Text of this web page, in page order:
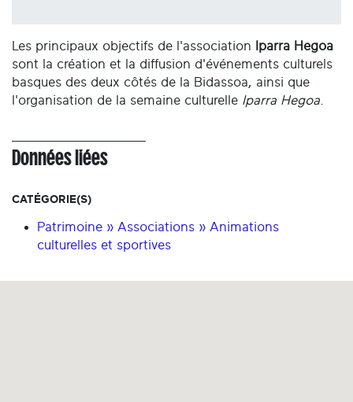
Les principaux objectifs de l'association
Iparra Hegoa
sont la création et la diffusion d'événements culturels
basques des deux côtés de la Bidassoa, ainsi que
l'organisation de la semaine culturelle Iparra Hegoa
Données liées
CATÉGORIE(S)
Patrimoine » Associations » Animations
culturelles et sportives